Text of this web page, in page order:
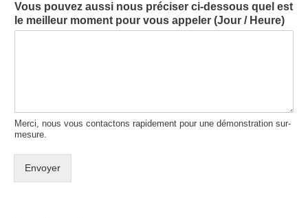
Vous pouvez aussi nous préciser ci-dessous quel est
le meilleur moment pour vous appeler (Jour / Heure)
Merci, nous vous contactons rapidement pour une démonstration sur-
mesure.
Envoyer